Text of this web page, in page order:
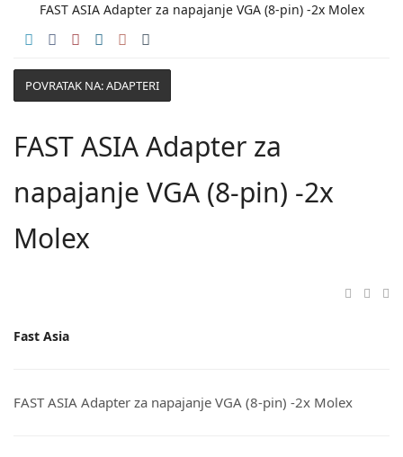
FAST ASIA Adapter za napajanje VGA (8-pin) -2x Molex
POVRATAK NA: ADAPTERI
FAST ASIA Adapter za
napajanje VGA (8-pin) -2x
Molex
Fast Asia
FAST ASIA Adapter za napajanje VGA (8-pin) -2x Molex